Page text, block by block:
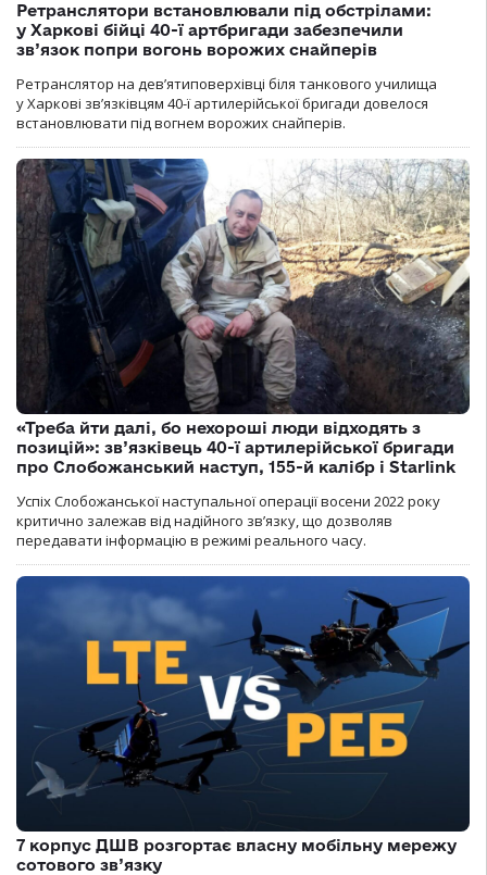
Ретранслятори встановлювали під обстрілами:
у Харкові бійці 40-ї артбригади забезпечили
зв’язок попри вогонь ворожих снайперів
Ретранслятор на дев’ятиповерхівці біля танкового училища
у Харкові зв’язківцям 40-ї артилерійської бригади довелося
встановлювати під вогнем ворожих снайперів.
«Треба йти далі, бо нехороші люди відходять з
позицій»: зв’язківець 40-ї артилерійської бригади
про Слобожанський наступ, 155-й калібр і Starlink
Успіх Слобожанської наступальної операції восени 2022 року
критично залежав від надійного зв’язку, що дозволяв
передавати інформацію в режимі реального часу.
7 корпус ДШВ розгортає власну мобільну мережу
сотового зв’язку